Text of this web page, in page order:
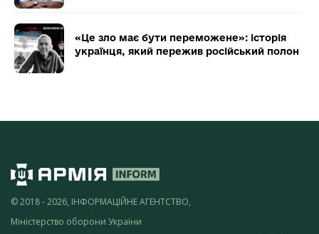
«Це зло має бути переможене»: історія
українця, який пережив російський полон
© 2018 - 2026, ІНФОРМАЦІЙНЕ АГЕНТСТВО,
Міністерство оборони України